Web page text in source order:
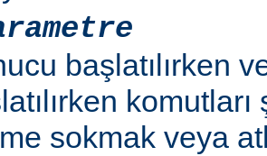
başlatılırken
sokmak veya